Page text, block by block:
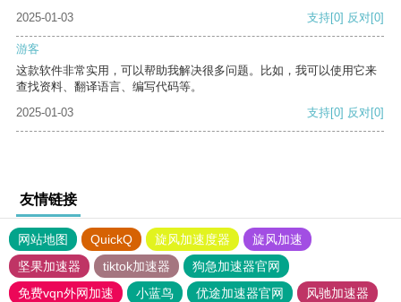
2025-01-03
支持[0] 反对[0]
游客
这款软件非常实用，可以帮助我解决很多问题。比如，我可以使用它来
查找资料、翻译语言、编写代码等。
2025-01-03
支持[0] 反对[0]
友情链接
网站地图 QuickQ 旋风加速度器
旋风加速
坚果加速器
tiktok加速器
狗急加速器官网
免费vqn外网加速
小蓝鸟 优途加速器官网
风驰加速器